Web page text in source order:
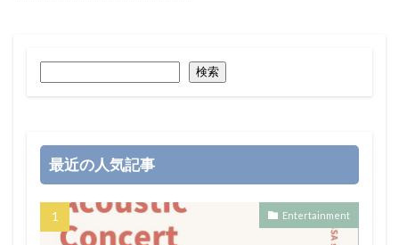
検索
最近の人気記事
Entertainment